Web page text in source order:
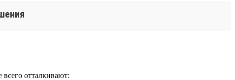
отталкивают: